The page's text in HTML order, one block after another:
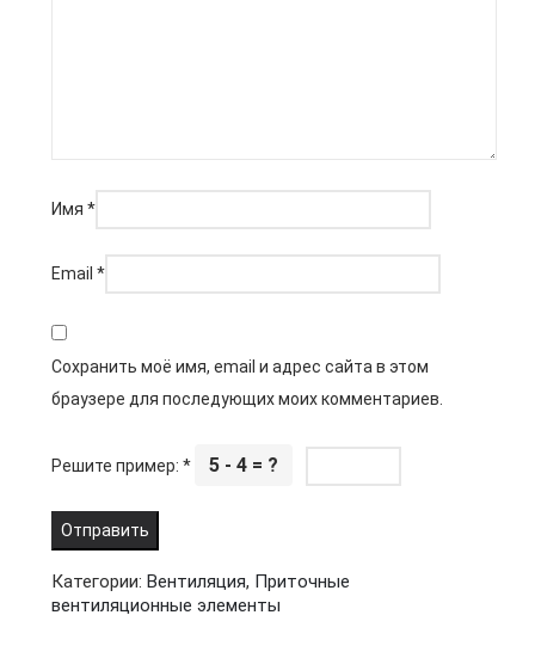
Имя *
Email *
Сохранить моё имя, email и адрес сайта в этом
браузере для последующих моих комментариев.
Решите пример: * 5 - 4 = ?
Категории: Вентиляция, Приточные
вентиляционные элементы